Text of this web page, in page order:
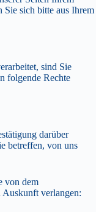
sich bitte aus Ihrem
sind Sie
folgende Rechte
darüber
betreffen, von uns
von dem
verlangen: